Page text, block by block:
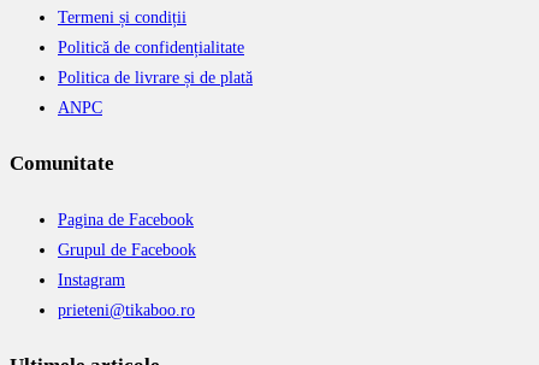
Termeni și condiții
Politică de confidențialitate
Politica de livrare și de plată
ANPC
Comunitate
Pagina de Facebook
Grupul de Facebook
Instagram
prieteni@tikaboo.ro